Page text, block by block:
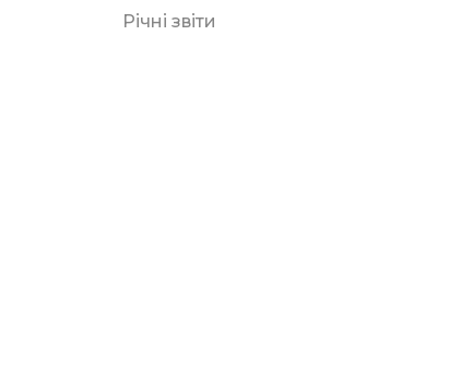
Річні звіти